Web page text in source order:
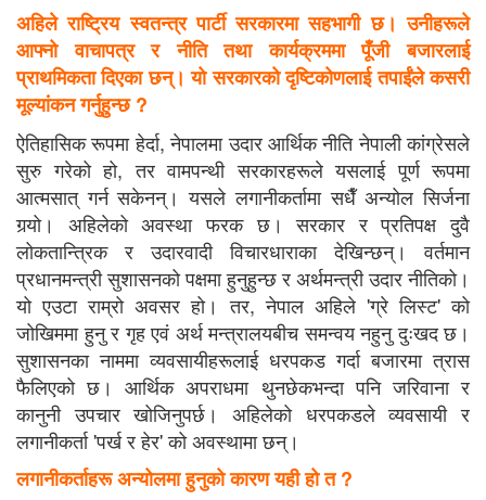
अहिले राष्ट्रिय स्वतन्त्र पार्टी सरकारमा सहभागी छ। उनीहरूले
आफ्नो वाचापत्र र नीति तथा कार्यक्रममा पूँजी बजारलाई
प्राथमिकता दिएका छन्। यो सरकारको दृष्टिकोणलाई तपाईंले कसरी
मूल्यांकन गर्नुहुन्छ ?
ऐतिहासिक रूपमा हेर्दा, नेपालमा उदार आर्थिक नीति नेपाली कांग्रेसले
सुरु गरेको हो, तर वामपन्थी सरकारहरूले यसलाई पूर्ण रूपमा
आत्मसात् गर्न सकेनन्। यसले लगानीकर्तामा सधैँ अन्योल सिर्जना
गर्‍यो। अहिलेको अवस्था फरक छ। सरकार र प्रतिपक्ष दुवै
लोकतान्त्रिक र उदारवादी विचारधाराका देखिन्छन्। वर्तमान
प्रधानमन्त्री सुशासनको पक्षमा हुनुहुन्छ र अर्थमन्त्री उदार नीतिको।
यो एउटा राम्रो अवसर हो। तर, नेपाल अहिले 'ग्रे लिस्ट' को
जोखिममा हुनु र गृह एवं अर्थ मन्त्रालयबीच समन्वय नहुनु दुःखद छ।
सुशासनका नाममा व्यवसायीहरूलाई धरपकड गर्दा बजारमा त्रास
फैलिएको छ। आर्थिक अपराधमा थुनछेकभन्दा पनि जरिवाना र
कानुनी उपचार खोजिनुपर्छ। अहिलेको धरपकडले व्यवसायी र
लगानीकर्ता 'पर्ख र हेर' को अवस्थामा छन्।
लगानीकर्ताहरू अन्योलमा हुनुको कारण यही हो त ?